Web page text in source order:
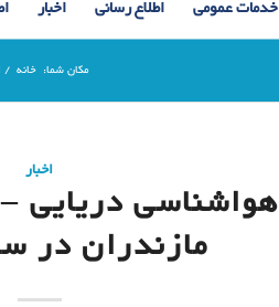
خدمات عمومی اطلاع رسانی اخبار
مکان شما: خانه /
اخبار
مازندران در سال